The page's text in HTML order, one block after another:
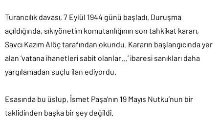
Turancılık davası, 7 Eylül 1944 günü başladı. Duruşma
açıldığında, sıkıyönetim komutanlığının son tahkikat kararı,
Savcı Kazım Alöç tarafından okundu. Kararın başlangıcında yer
alan ‘vatana ihanetleri sabit olanlar…’ ibaresi sanıkları daha
yargılamadan suçlu ilan ediyordu.
Esasında bu üslup, İsmet Paşa’nın 19 Mayıs Nutku’nun bir
taklidinden başka bir şey değildi.